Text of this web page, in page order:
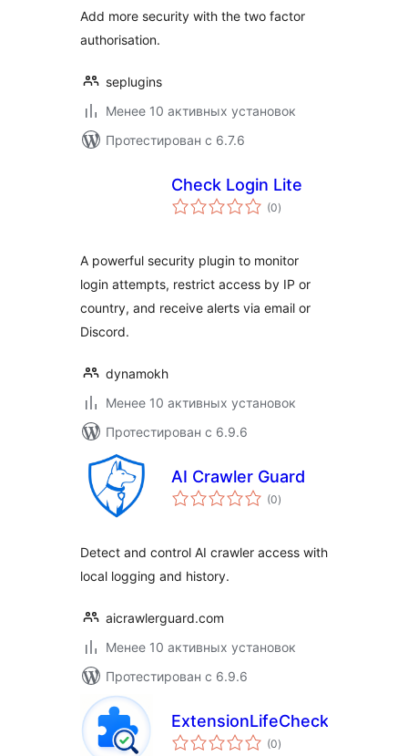
Add more security with the two factor
authorisation.
seplugins
Менее 10 активных установок
Протестирован с 6.7.6
Check Login Lite
(0общий
рейтинг
)
A powerful security plugin to monitor
login attempts, restrict access by IP or
country, and receive alerts via email or
Discord.
dynamokh
Менее 10 активных установок
Протестирован с 6.9.6
AI Crawler Guard
(0общий
рейтинг
)
Detect and control AI crawler access with
local logging and history.
aicrawlerguard.com
Менее 10 активных установок
Протестирован с 6.9.6
ExtensionLifeCheck
(0общий
рейтинг
)